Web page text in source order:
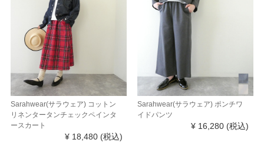
Sarahwear(サラウェア) コットン
リネンタータンチェックペインタ
ースカート
¥ 18,480 (税込)
Sarahwear(サラウェア) ポンチワ
イドパンツ
¥ 16,280 (税込)